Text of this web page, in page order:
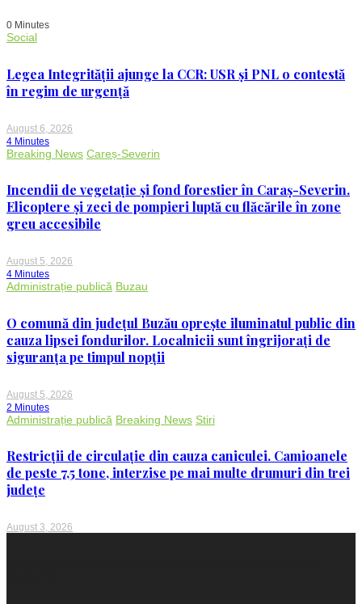
0 Minutes
Social
Legea Integrității ajunge la CCR: USR și PNL o contestă
în regim de urgență
August 6, 2026
4 Minutes
Breaking News Careș-Severin
Incendii de vegetație și fond forestier în Caraș-Severin.
Elicoptere și zeci de pompieri luptă cu flăcările în zone
greu accesibile
August 5, 2026
4 Minutes
Administrație publică Buzau
O comună din județul Buzău oprește iluminatul public din
cauza lipsei fondurilor. Localnicii sunt îngrijorați de
siguranța pe timpul nopții
August 5, 2026
2 Minutes
Administrație publică Breaking News Stiri
Restricții de circulație din cauza caniculei. Camioanele
de peste 7,5 tone, interzise pe mai multe drumuri din trei
județe
August 3, 2026